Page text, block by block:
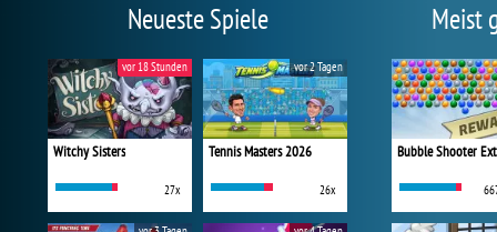
Neueste Spiele
Witchy Sisters
27x
vor 18 Stunden
Tennis Masters 2026
26x
vor 2 Tagen
Meist
Bubble Shooter